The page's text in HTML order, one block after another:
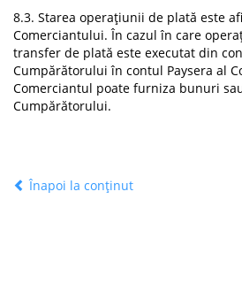
8.3. Starea operațiunii de plată este
Comerciantului. În cazul în care
transfer de plată este executat din
Cumpărătorului în contul Paysera al
Comerciantul poate furniza bunuri
Cumpărătorului.
Înapoi la conținut